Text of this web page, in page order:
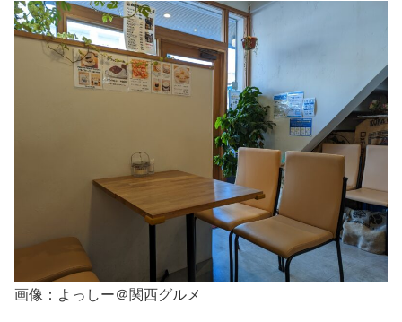
画像：よっしー＠関西グルメ